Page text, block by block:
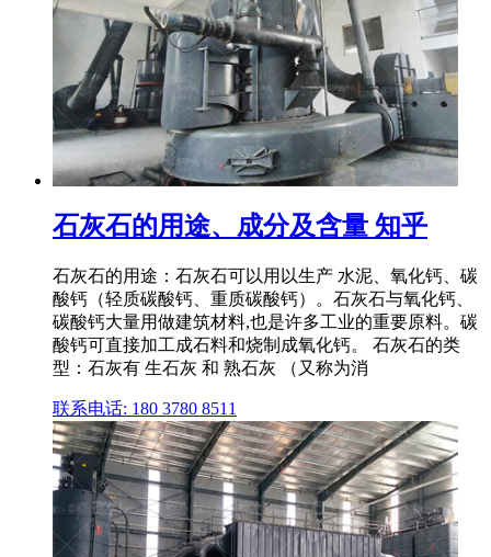
石灰石的用途、成分及含量 知乎
石灰石的用途：石灰石可以用以生产 水泥、氧化钙、碳
酸钙（轻质碳酸钙、重质碳酸钙）。石灰石与氧化钙、
碳酸钙大量用做建筑材料,也是许多工业的重要原料。碳
酸钙可直接加工成石料和烧制成氧化钙。 石灰石的类
型：石灰有 生石灰 和 熟石灰 （又称为消
联系电话: 180 3780 8511